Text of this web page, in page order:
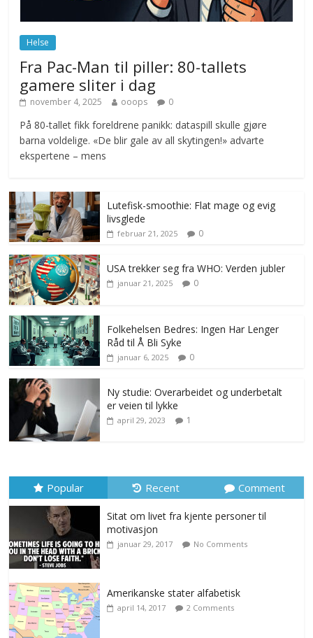
Norge innfører nullvisjon for nedbør
juni 23, 2026 No Comments
Helse
Fra Pac-Man til piller: 80-tallets
gamere sliter i dag
november 4, 2025 ooops 0
På 80-tallet fikk foreldrene panikk: dataspill skulle gjøre
barna voldelige. «De blir gale av all skytingen!» advarte
ekspertene – mens
Lutefisk-smoothie: Flat mage og evig
livsglede
februar 21, 2025 0
USA trekker seg fra WHO: Verden jubler
januar 21, 2025 0
Folkehelsen Bedres: Ingen Har Lenger
Råd til Å Bli Syke
januar 6, 2025 0
Ny studie: Overarbeidet og underbetalt
er veien til lykke
april 29, 2023 1
Popular Recent Comment
Sitat om livet fra kjente personer til
motivasjon
januar 29, 2017 No Comments
Amerikanske stater alfabetisk
april 14, 2017 2 Comments